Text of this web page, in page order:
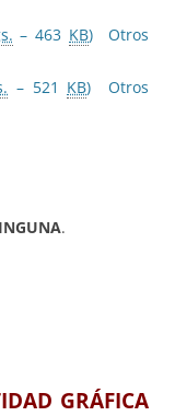
– 463 KB)
Otros
– 521 KB)
Otros
.
GRÁFICA